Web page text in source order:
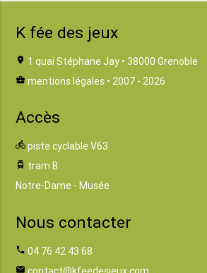
K fée des jeux
location_on 1 quai Stéphane Jay • 38000 Grenoble
business_center mentions légales • 2007 - 2026
Accès
directions_bike piste cyclable V63
tram tram B
Notre-Dame - Musée
Nous contacter
phone 04 76 42 43 68
email